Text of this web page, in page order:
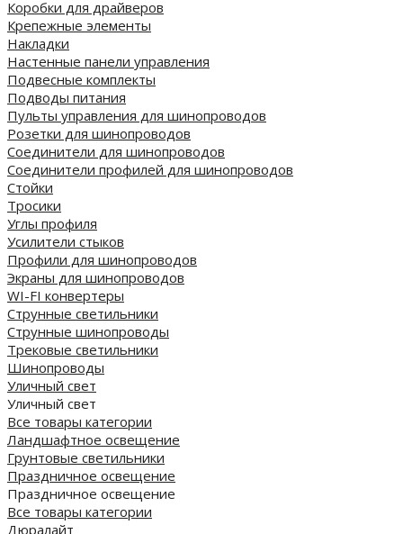
Коробки для драйверов
Крепежные элементы
Накладки
Настенные панели управления
Подвесные комплекты
Подводы питания
Пульты управления для шинопроводов
Розетки для шинопроводов
Соединители для шинопроводов
Соединители профилей для шинопроводов
Стойки
Тросики
Углы профиля
Усилители стыков
Профили для шинопроводов
Экраны для шинопроводов
WI-FI конвертеры
Струнные светильники
Струнные шинопроводы
Трековые светильники
Шинопроводы
Уличный свет
Уличный свет
Все товары категории
Ландшафтное освещение
Грунтовые светильники
Праздничное освещение
Праздничное освещение
Все товары категории
Дюралайт